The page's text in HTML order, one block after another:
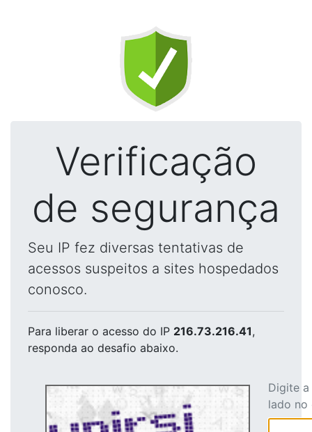
Verificação
de segurança
Seu IP fez diversas tentativas de
acessos suspeitos a sites hospedados
conosco.
Para liberar o acesso do IP 216.73.216.41,
responda ao desafio abaixo.
Digite
lado no